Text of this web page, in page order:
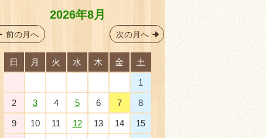
前の月へ 次の月へ
2026年8月
日 月 火 水 木 金 土
1
2 3 4 5 6 7 8
9 10 11 12 13 14 15